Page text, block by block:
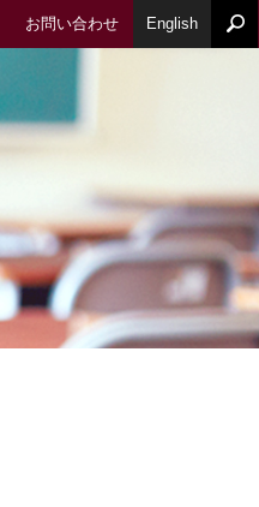
お問い合わせ English